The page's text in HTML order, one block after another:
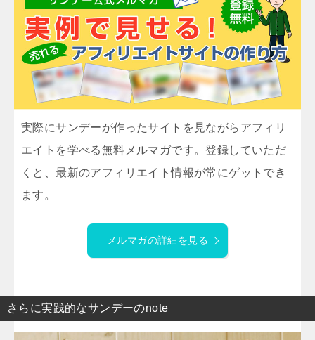
実際にサンデーが作ったサイトを見ながらアフィリ
エイトを学べる無料メルマガです。登録していただ
くと、最新のアフィリエイト情報が常にゲットでき
ます。
メルマガの詳細を見る
さらに実践的なサンデーのnote